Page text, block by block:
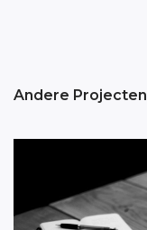
Andere Projecten